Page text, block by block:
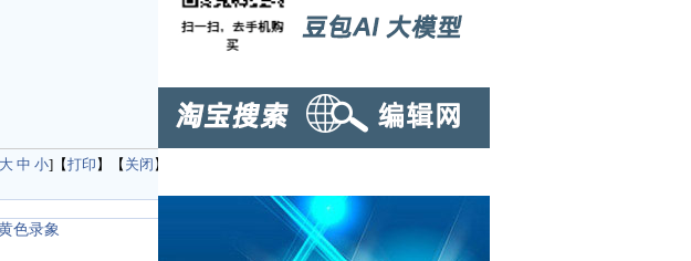
大 中 小]【打印 】【 关闭 】
色录象